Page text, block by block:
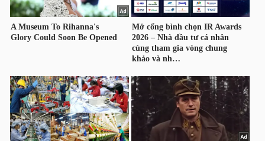
GIỚI
DƯƠNG
TÀI